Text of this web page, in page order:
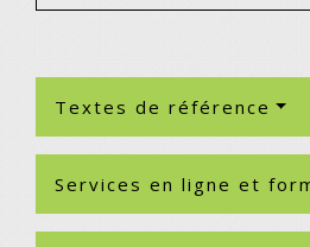
Textes de référence
Services en ligne et